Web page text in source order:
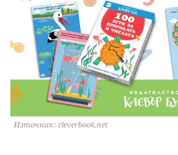
Източник: cleverbook.net